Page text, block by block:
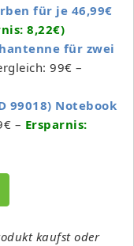
für je 46,99€
8,22€)
für zwei
99€ –
99018) Notebook
– Ersparnis:
kaufst oder